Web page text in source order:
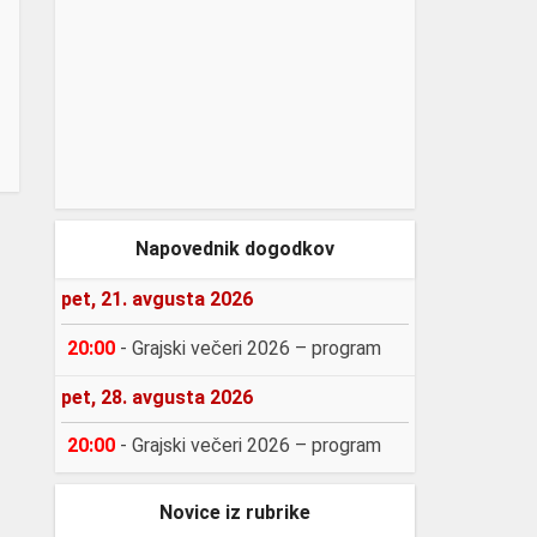
Napovednik dogodkov
pet, 21. avgusta 2026
20:00 - Grajski večeri 2026 – program
pet, 28. avgusta 2026
20:00 - Grajski večeri 2026 – program
Novice iz rubrike